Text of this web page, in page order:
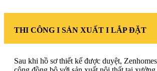
THI CÔNG I SẢN XUẤT I LẮP ĐẶT
Sau khi hồ sơ thiết kế được duyệt,